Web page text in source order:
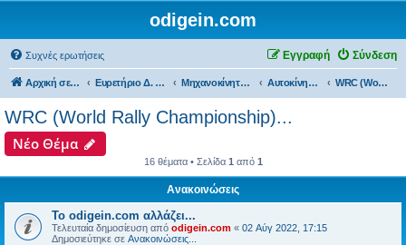
odigein.com
Συχνές ερωτήσεις Σύνδεση
Εγγραφή
Αρχική σελίδα Ευρετήριο Δ. Συζήτησης Μηχανοκίνητος αθλητισμός και μη... Αυτοκίνητα... WRC (World Rally Championship)...
WRC (World Rally Championship)...
Νέο Θέμα
16 θέματα • Σελίδα 1 από 1
Ανακοινώσεις
Το odigein.com αλλάζει...
Τελευταία δημοσίευση από odigein.com « 02 Αύγ 2022, 17:15
Δημοσιεύτηκε σε Ανακοινώσεις...